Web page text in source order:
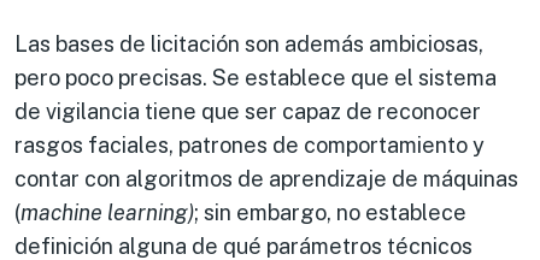
Las bases de licitación son además ambiciosas,
pero poco precisas. Se establece que el sistema
de vigilancia tiene que ser capaz de reconocer
rasgos faciales, patrones de comportamiento y
contar con algoritmos de aprendizaje de máquinas
(machine learning); sin embargo, no establece
definición alguna de qué parámetros técnicos